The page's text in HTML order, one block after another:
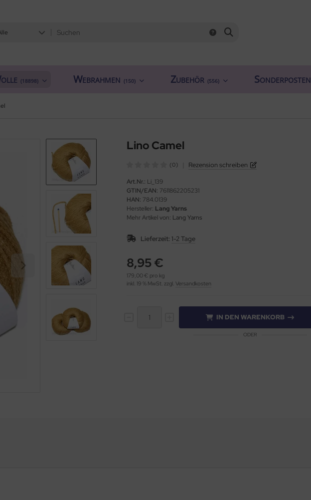
(18898) Webrahmen (150) Zubehör (556) Sonderposten
Lino Camel
(0) Rezension schreiben
Art.Nr.: Li_139
GTIN/EAN: 7611862205231
HAN: 784.0139
Hersteller: Lang Yarns
Mehr Artikel von: Lang Yarns
Lieferzeit: 1-2 Tage
8,95 €
179,00 € pro kg
inkl. 19 % MwSt. zzgl. Versandkosten
IN DEN WARENKORB
ODER